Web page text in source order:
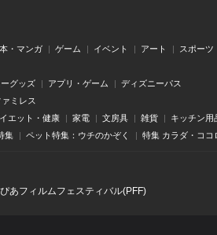
本・マンガ ゲーム イベント アート スポーツ
グッズ アプリ・ゲーム
ディズニーパス
ァミレス
エット・健康 家電 文房具 雑貨 キッチン用
集
ペット特集：ウチのかぞく 特集 カラダ・ココ
ぴあフィルムフェスティバル(PFF)